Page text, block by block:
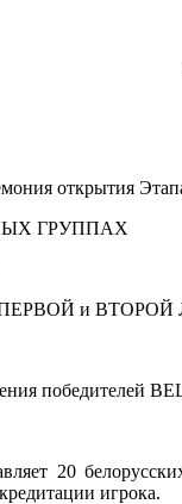
открытия
ГРУППАХ
ПЕРВОЙ и
победителей
20
игрока.